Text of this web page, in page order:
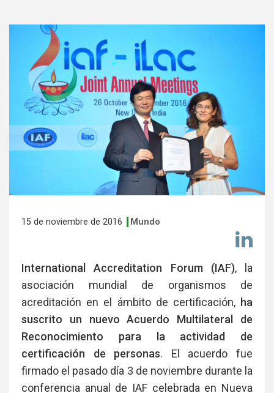
15 de noviembre de 2016 Mundo
en
International Accreditation Forum (IAF), la
asociación mundial de organismos de
acreditación en el ámbito de certificación, ha
suscrito un nuevo Acuerdo Multilateral de
Reconocimiento para la actividad de
certificación de personas. El acuerdo fue
firmado el pasado día 3 de noviembre durante la
conferencia anual de IAF celebrada en Nueva